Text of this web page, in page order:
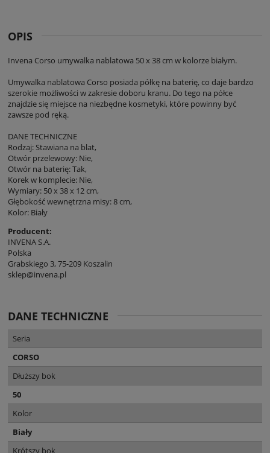
OPIS
Invena Corso umywalka nablatowa 50 x 38 cm w kolorze białym.
Umywalka nablatowa Corso posiada półkę na baterię, co daje bardzo
szerokie możliwości w zakresie doboru kranu. Do tego na półce
znajdzie się miejsce na niezbędne kosmetyki, które powinny być
zawsze pod ręką.
DANE TECHNICZNE
Rodzaj: Stawiana na blat,
Otwór przelewowy: Nie,
Otwór na baterię: Tak,
Korek w komplecie: Nie,
Wymiary: 50 x 38 x 12 cm,
Głębokość wewnętrzna misy: 8 cm,
Kolor: Biały
Producent:
INVENA S.A.
Polska
Grabskiego 3, 75-209 Koszalin
sklep@invena.pl
DANE TECHNICZNE
Seria
CORSO
Dłuższy bok
50
Kolor
Biały
Krótszy bok